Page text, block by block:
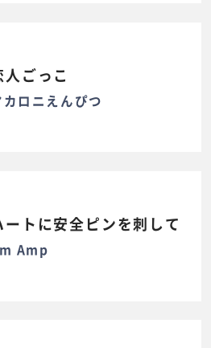
人ごっこ
カロニえんぴつ
ートに安全ピンを刺して
Amp